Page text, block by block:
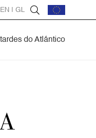
EN GL
do Atlántico